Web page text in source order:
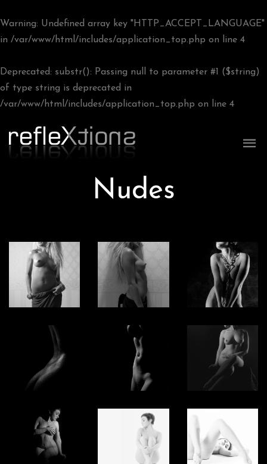
Warning: Undefined array key "HTTP_ACCEPT_LANGUAGE"
in /var/www/html/includes/application_top.php on line 4
Deprecated: substr(): Passing null to parameter #1 ($string)
of type string is deprecated in
/var/www/html/includes/application_top.php on line 4
Nudes